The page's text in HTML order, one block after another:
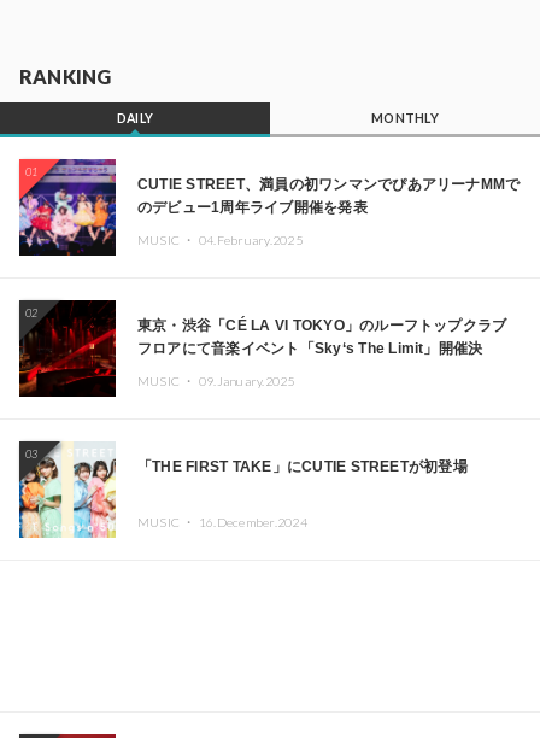
RANKING
DAILY MONTHLY
01
CUTIE STREET、満員の初ワンマンでぴあアリーナMMで
のデビュー1周年ライブ開催を発表
MUSIC ・ 04.February.2025
02
東京・渋谷「CÉ LA VI TOKYO」のルーフトップクラブ
フロアにて音楽イベント「Sky‘s The Limit」開催決
Kza（FORCE OF NATURE）ら日本を代表するDJ・クリ
MUSIC ・ 09.January.2025
03
「THE FIRST TAKE」にCUTIE STREETが初登場
MUSIC ・ 16.December.2024